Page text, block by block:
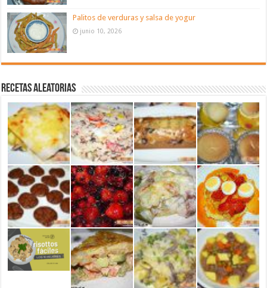
Palitos de verduras y salsa de yogur
junio 10, 2026
Recetas aleatorias